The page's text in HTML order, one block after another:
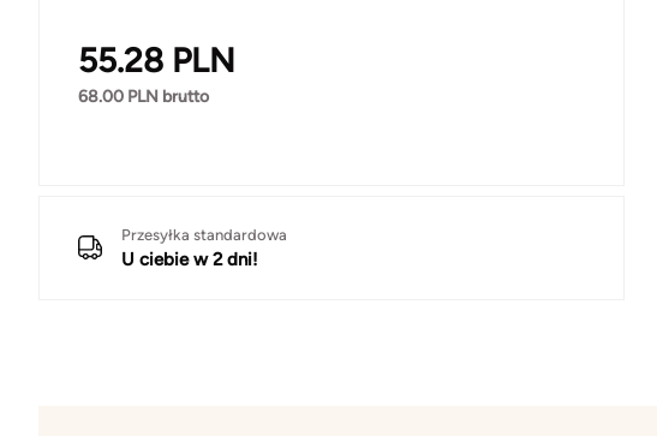
55.28 PLN
68.00 PLN brutto
Przesyłka standardowa
U ciebie w 2 dni!